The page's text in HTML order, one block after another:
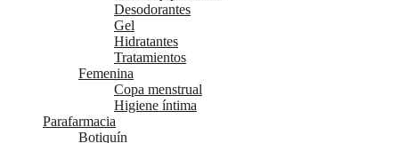
Desodorantes
Gel
Hidratantes
Tratamientos
Femenina
Copa menstrual
Higiene íntima
Parafarmacia
Botiquín